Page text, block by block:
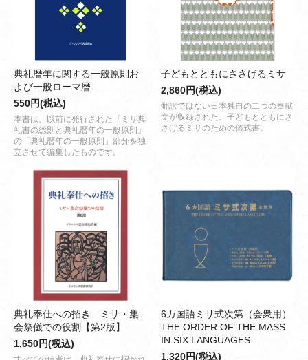
典礼暦年に関する一般原則お
よび一般ローマ暦
550円(税込)
本書は、以前に発行された『ミサ典
礼書の総則と典礼暦年の一般原則』
の「典礼暦年の一般原則」部分を独
立させて編集したものです。
子どもとともにささげるミサ
2,860円(税込)
翻訳ではない日本独自の二つの奉献
文が収録された、子どもとともにさ
さげるミサのための儀式書。
典礼奉仕への招き ミサ・集
会祭儀での役割【第2版】
1,650円(税込)
6カ国語ミサ式次第（会衆用）
THE ORDER OF THE MASS
IN SIX LANGUAGES
1,320円(税込)